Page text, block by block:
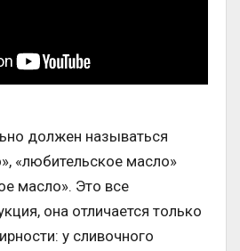
должен называться
«любительское масло»
масло». Это все
она отличается только
у сливочного